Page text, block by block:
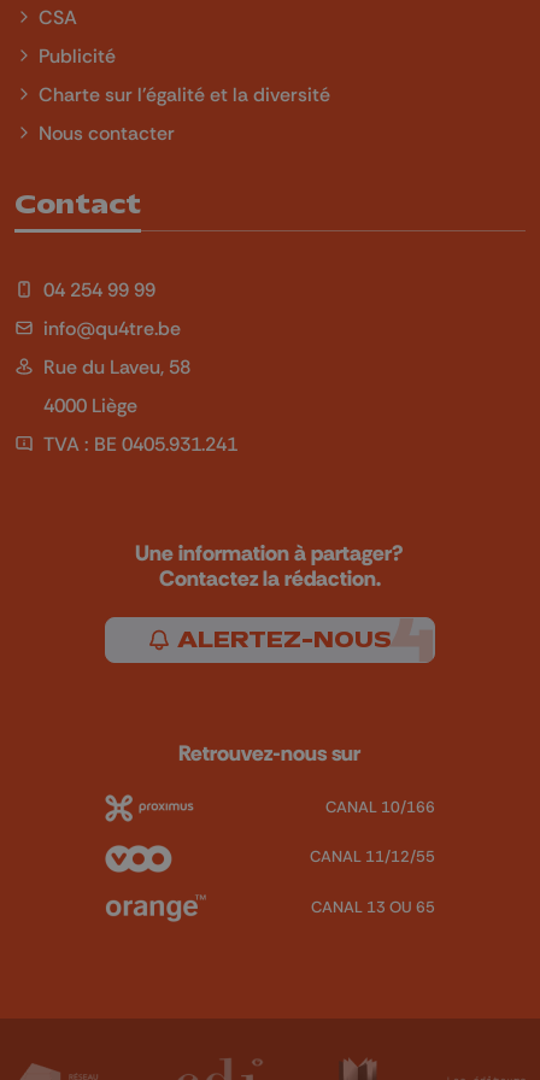
CSA
Publicité
Charte sur l'égalité et la diversité
Nous contacter
Contact
04 254 99 99
info@qu4tre.be
Rue du Laveu, 58
4000 Liège
TVA : BE 0405.931.241
Une information à partager?
Contactez la rédaction.
ALERTEZ-NOUS
Retrouvez-nous sur
CANAL 10/166
CANAL 11/12/55
CANAL 13 OU 65